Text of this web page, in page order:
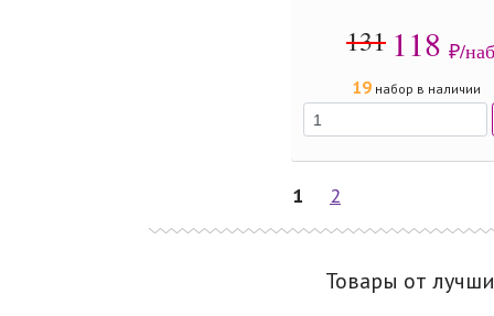
131 118 ₽/
19 набор в наличии
1 2
Товары от